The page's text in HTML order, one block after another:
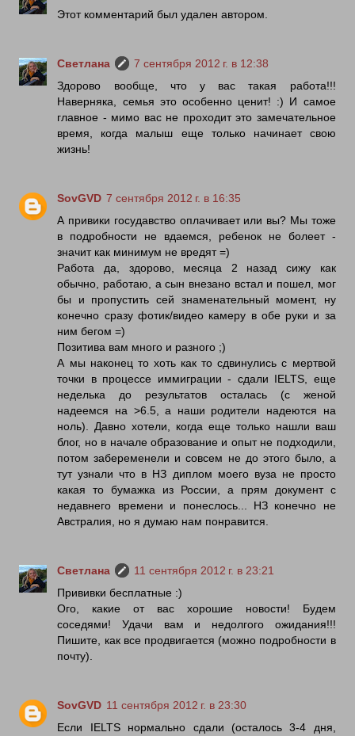
Этот комментарий был удален автором.
Светлана
7 сентября 2012 г. в 12:38
Здорово вообще, что у вас такая работа!!!
Наверняка, семья это особенно ценит! :) И самое
главное - мимо вас не проходит это замечательное
время, когда малыш еще только начинает свою
жизнь!
SovGVD 7 сентября 2012 г. в 16:35
А привики госудавство оплачивает или вы? Мы тоже
в подробности не вдаемся, ребенок не болеет -
значит как минимум не вредят =)
Работа да, здорово, месяца 2 назад сижу как
обычно, работаю, а сын внезано встал и пошел, мог
бы и пропустить сей знаменательный момент, ну
конечно сразу фотик/видео камеру в обе руки и за
ним бегом =)
Позитива вам много и разного ;)
А мы наконец то хоть как то сдвинулись с мертвой
точки в процессе иммиграции - сдали IELTS, еще
неделька до результатов осталась (с женой
надеемся на >6.5, а наши родители надеются на
ноль). Давно хотели, когда еще только нашли ваш
блог, но в начале образование и опыт не подходили,
потом забеременели и совсем не до этого было, а
тут узнали что в НЗ диплом моего вуза не просто
какая то бумажка из России, а прям документ с
недавнего времени и понеслось... НЗ конечно не
Австралия, но я думаю нам понравится.
Светлана
11 сентября 2012 г. в 23:21
Прививки бесплатные :)
Ого, какие от вас хорошие новости! Будем
соседями! Удачи вам и недолгого ожидания!!!
Пишите, как все продвигается (можно подробности в
почту).
SovGVD 11 сентября 2012 г. в 23:30
Если IELTS нормально сдали (осталось 3-4 дня,